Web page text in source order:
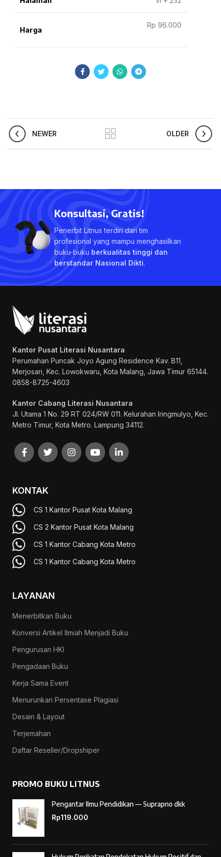
Harga
Rp 96.000
NEWER OLDER
Konsultasi, Gratis!
Penerbit Litnus terdiri dari tim
profesional yang mampu menghasilkan
buku-buku berkualitas tinggi dan
berstandar Nasional Dikti.
Kantor Pusat Literasi Nusantara
Perumahan Puncak Joyo Agung Residence Kav. B11,
Merjosari, Kec. Lowokwaru, Kota Malang, Jawa Timur 65144.
0858-8725-4603
Kantor Cabang Literasi Nusantara
Jl. Utama 1 No. 29 RT 024/RW 011. Kelurahan Iringmulyo, Kec.
Metro Timur, Kota Metro. Lampung 34112.
KONTAK
CS 1 Kantor Pusat Kota Malang
CS 2 Kantor Pusat Kota Malang
CS 1 Kantor Cabang Kota Metro
CS 1 Kantor Cabang Kota Metro
LAYANAN
Menerbitkan Buku
Konversi Artikel Ilmiah Menjadi Buku
Pengurusan HKI
Pengadaan Buku
Kerja Sama Event
Menurunkan Persentase Plagiasi
Desain & Layout
Terjemahan
Daftar Reseller/Dropshiper
PROMO BUKU LITNUS
Pengantar Ilmu Pendidikan — Suprapno dkk
Rp119.000